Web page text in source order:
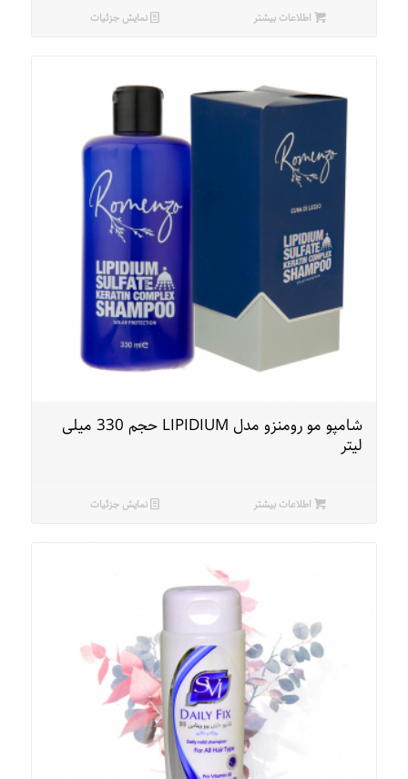
اطلاعات بیشتر نمایش جزئیات
شامپو مو رومنزو مدل LIPIDIUM حجم 330 میلی
لیتر
اطلاعات بیشتر نمایش جزئیات